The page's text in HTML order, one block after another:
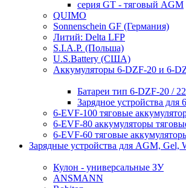
серия GT - тяговый AGM
QUIMO
Sonnenschein GF (Германия)
Литий: Delta LFP
S.I.A.P. (Польша)
U.S.Battery (США)
Аккумуляторы 6-DZF-20 и 6-
Батареи тип 6-DZF-20 /
Зарядное устройства для
6-EVF-100 тяговые
6-EVF-80 аккумуляторы
6-EVF-60 тяговые
Зарядные устройства для AGM, Gel,
Кулон - универсальные ЗУ
ANSMANN